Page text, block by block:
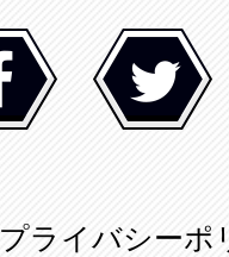
プライバシーポ